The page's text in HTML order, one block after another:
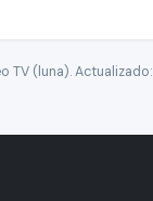
TV (luna). Actualizado: